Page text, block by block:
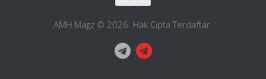
AMH Magz © 2026. Hak Cipta Terdaftar.